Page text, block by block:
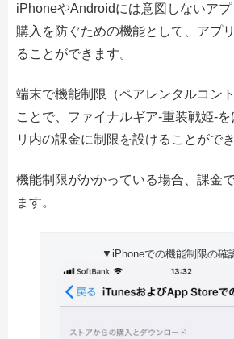
iPhoneやAndroidには意図しないア
購入を防ぐための機能として、アプ
ることができます。
端末で機能制限（ペアレンタルコン
ことで、ファイナルギア-重装戦姫-
リ内の課金に制限を設けることができ
機能制限がかかっている場合、課金
ます。
▼iPhoneでの機能制限の確